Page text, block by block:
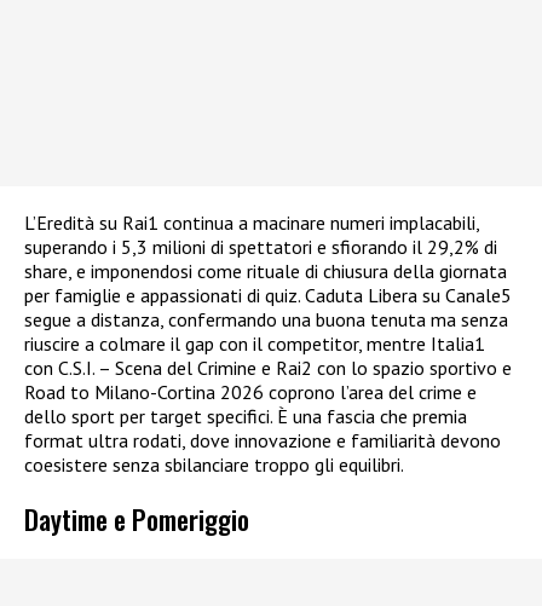
L’Eredità su Rai1 continua a macinare numeri implacabili,
superando i 5,3 milioni di spettatori e sfiorando il 29,2% di
share, e imponendosi come rituale di chiusura della giornata
per famiglie e appassionati di quiz. Caduta Libera su Canale5
segue a distanza, confermando una buona tenuta ma senza
riuscire a colmare il gap con il competitor, mentre Italia1
con C.S.I. – Scena del Crimine e Rai2 con lo spazio sportivo e
Road to Milano-Cortina 2026 coprono l’area del crime e
dello sport per target specifici. È una fascia che premia
format ultra rodati, dove innovazione e familiarità devono
coesistere senza sbilanciare troppo gli equilibri.
Daytime e Pomeriggio